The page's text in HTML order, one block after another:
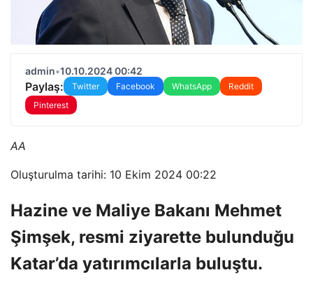
admin•10.10.2024 00:42
Paylaş: Twitter Facebook WhatsApp
Reddit
Pinterest
AA
Oluşturulma tarihi: 10 Ekim 2024 00:22
Hazine ve Maliye Bakanı Mehmet
Şimşek, resmi ziyarette bulunduğu
Katar’da yatırımcılarla buluştu.